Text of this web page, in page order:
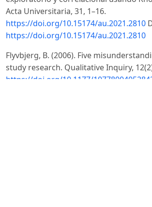
Acta Universitaria, 31, 1–16.
https://doi.org/10.15174/au.2021.2810
https://doi.org/10.15174/au.2021.2810
Flyvbjerg, B. (2006). Five
study research. Qualitative Inquiry,
https://doi.org/10.1177/